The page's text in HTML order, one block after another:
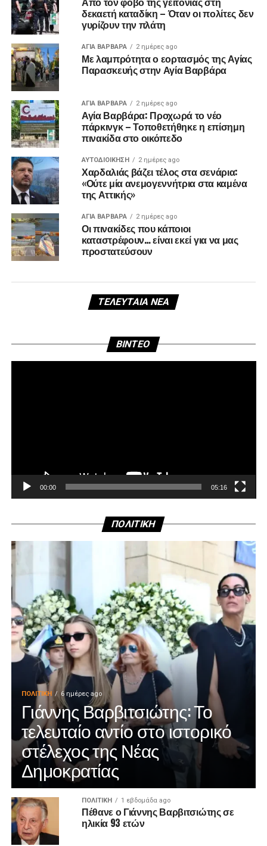
δεκαετή καταδίκη – Όταν οι πολίτες δεν
γυρίζουν την πλάτη
ΑΓΙΑ ΒΑΡΒΑΡΑ 2 ημέρες ago
Με λαμπρότητα ο εορτασμός της Αγίας
Παρασκευής στην Αγία Βαρβάρα
ΑΓΙΑ ΒΑΡΒΑΡΑ 2 ημέρες ago
Αγία Βαρβάρα: Προχωρά το νέο
πάρκινγκ – Τοποθετήθηκε η επίσημη
πινακίδα στο οικόπεδο
ΑΥΤΟΔΙΟΊΚΗΣΗ 2 ημέρες ago
Χαρδαλιάς βάζει τέλος στα σενάρια:
«Ούτε μία ανεμογεννήτρια στα καμένα
της Αττικής»
ΑΓΙΑ ΒΑΡΒΑΡΑ 2 ημέρες ago
Οι πινακίδες που κάποιοι
καταστρέφουν… είναι εκεί για να μας
προστατεύσουν
ΤΕΛΕΥΤΑΊΑ ΝΈΑ
BINTEO
00:00 05:16
ΠΟΛΙΤΙΚΗ
ΠΟΛΙΤΙΚΉ 6 ημέρες ago
Γιάννης Βαρβιτσιώτης: Το
τελευταίο αντίο στο ιστορικό
στέλεχος της Νέας
Δημοκρατίας
ΠΟΛΙΤΙΚΉ 1 εβδομάδα ago
Πέθανε ο Γιάννης Βαρβιτσιώτης σε
ηλικία 93 ετών